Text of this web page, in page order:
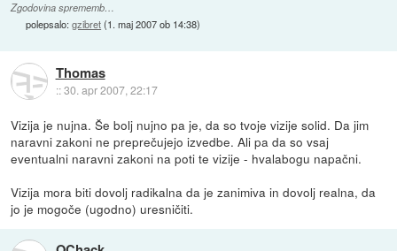
Zgodovina sprememb…
polepsalo:gzibret(1. maj 2007 ob 14:38)
Thomas
::30. apr 2007, 22:17
Vizija je nujna. Še bolj nujno pa je, da so tvoje vizije solid. Da jim
naravni zakoni ne preprečujejo izvedbe. Ali pa da so vsaj
eventualni naravni zakoni na poti te vizije - hvalabogu napačni.
Vizija mora biti dovolj radikalna da je zanimiva in dovolj realna, da
jo je mogoče (ugodno) uresničiti.